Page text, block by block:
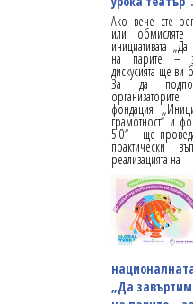
Ако вече сте
или
инициативата
на парите –
дискусията ще ви
За да
фондация
грамотност“ и
5.0“ – ще
практически
реализацията на
„Да